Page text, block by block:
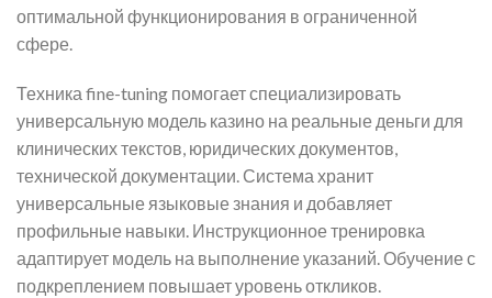
оптимальной функционирования в ограниченной
сфере.
Техника fine-tuning помогает специализировать
универсальную модель казино на реальные деньги для
клинических текстов, юридических документов,
технической документации. Система хранит
универсальные языковые знания и добавляет
профильные навыки. Инструкционное тренировка
адаптирует модель на выполнение указаний. Обучение с
подкреплением повышает уровень откликов.